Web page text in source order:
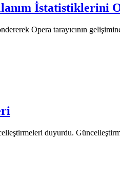
İstatistiklerini
Opera tarayıcının
duyurdu.